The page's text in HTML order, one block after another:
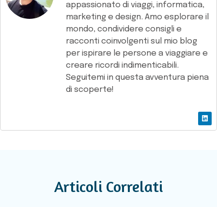
appassionato di viaggi, informatica,
marketing e design. Amo esplorare il
mondo, condividere consigli e
racconti coinvolgenti sul mio blog
per ispirare le persone a viaggiare e
creare ricordi indimenticabili.
Seguitemi in questa avventura piena
di scoperte!
Articoli Correlati